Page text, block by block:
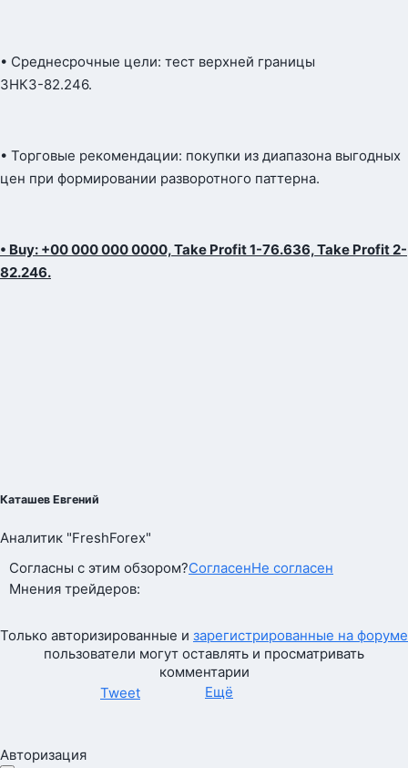
• Среднесрочные цели: тест верхней границы
ЗНКЗ-82.246.
• Торговые рекомендации: покупки из диапазона выгодных
цен при формировании разворотного паттерна.
• Buy: +00 000 000 0000, Take Profit 1-76.636, Take Profit 2-
82.246.
Каташев Евгений
Аналитик "FreshForex"
Согласны с этим обзором?СогласенНе согласен
Мнения трейдеров:
Только авторизированные и зарегистрированные на форуме
пользователи могут оставлять и просматривать
комментарии
Tweet
Ещё
Авторизация